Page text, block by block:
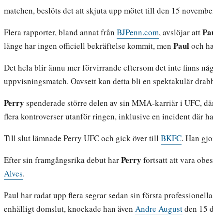
matchen, beslöts det att skjuta upp mötet till den 15
Flera rapporter, bland annat från BJPenn.com, avslöjar att
länge har ingen officiell bekräftelse kommit, men Pauloch
Det hela blir ännu mer förvirrande eftersom det inte finns
uppvisningsmatch. Oavsett kan detta bli en spektakulär
Perry spenderade större delen av sin MMA-karriär i UFC,
flera kontroverser utanför ringen, inklusive en incident där
Till slut lämnade Perry UFC och gick över till BKFC. Han
Efter sin framgångsrika debut harPerry fortsatt att vara
Alves.
Paul har radat upp flera segrar sedan sin första
enhälligt domslut, knockade han även Andre Augustden 15